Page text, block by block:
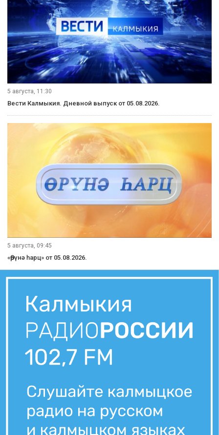
5 августа, 11:30
Вести Калмыкия. Дневной выпуск от 05.08.2026.
5 августа, 09:45
«Өрүнә һарц» от 05.08.2026.